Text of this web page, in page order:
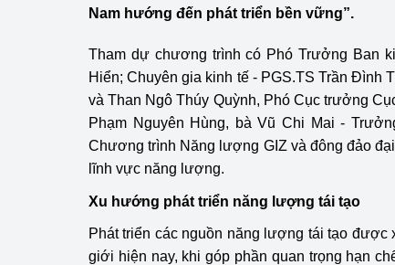
Lịch sử phát triển
Bản tin Thị trường
Phát triển nguồn
Phát triển bền
Văn hóa ngành
Tái cơ cấu ngành
Nam hướng đến phát triển bền vững”.
Tham dự chương trình có Phó Trưởng Ban
Hiển; Chuyên gia kinh tế - PGS.TS Trần Đình
và Than Ngô Thúy Quỳnh, Phó Cục trưởng
Phạm Nguyên Hùng, bà Vũ Chi Mai -
Chương trình Năng lượng GIZ và đông đảo
lĩnh vực năng lượng.
Xu hướng phát triển năng lượng tái tạo
Phát triển các nguồn năng lượng tái tạo được
giới hiện nay, khi góp phần quan trọng hạn